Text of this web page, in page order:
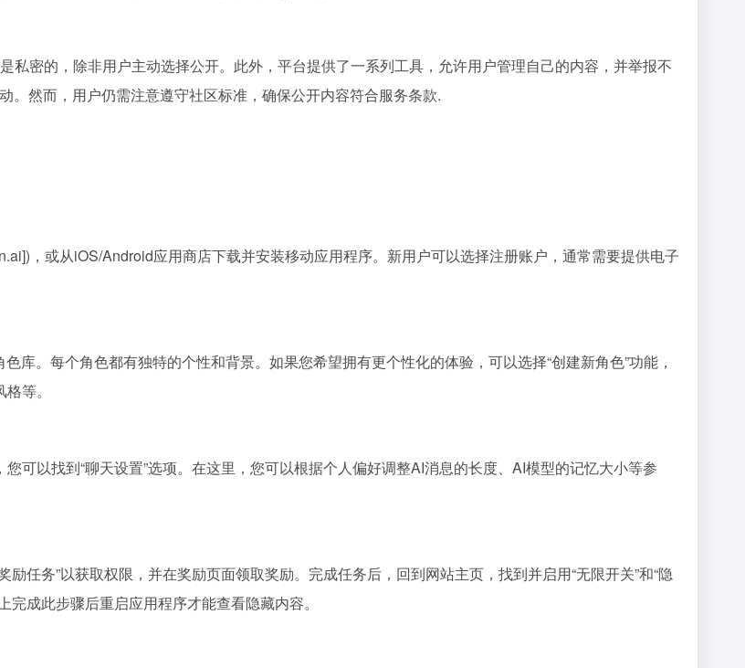
私密的，除非用户主动选择公开。此外，平台提供了一系列工具，允许用户管理自己的内容，并举报不
。然而，用户仍需注意遵守社区标准，确保公开内容符合服务条款.
，或从iOS/Android应用商店下载并安装移动应用程序。新用户可以选择注册账户，通常需要提供电子
库。每个角色都有独特的个性和背景。如果您希望拥有更个性化的体验，可以选择“创建新角色”功能，
等。
可以找到“聊天设置”选项。在这里，您可以根据个人偏好调整AI消息的长度、AI模型的记忆大小等参
任务”以获取权限，并在奖励页面领取奖励。完成任务后，回到网站主页，找到并启用“无限开关”和“隐
成此步骤后重启应用程序才能查看隐藏内容。